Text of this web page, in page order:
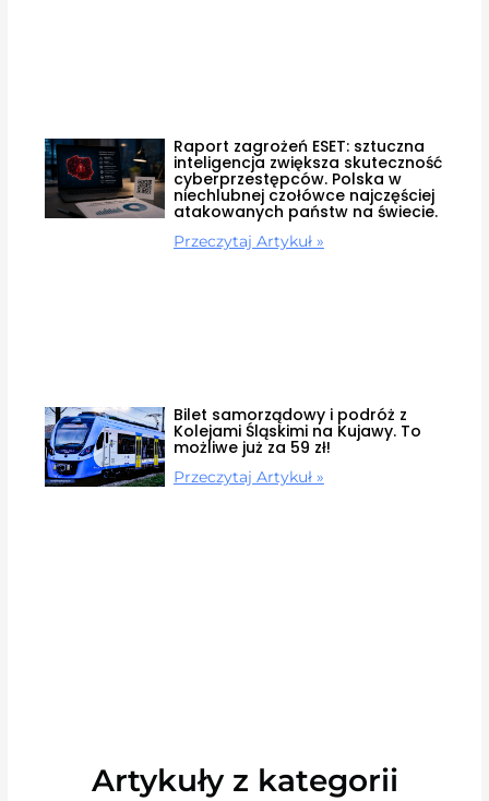
Raport zagrożeń ESET: sztuczna
inteligencja zwiększa skuteczność
cyberprzestępców. Polska w
niechlubnej czołówce najczęściej
atakowanych państw na świecie.
Przeczytaj Artykuł »
Bilet samorządowy i podróż z
Kolejami Śląskimi na Kujawy. To
możliwe już za 59 zł!
Przeczytaj Artykuł »
Artykuły z kategorii